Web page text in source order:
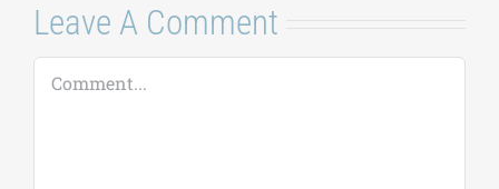
Leave A Comment
Comment